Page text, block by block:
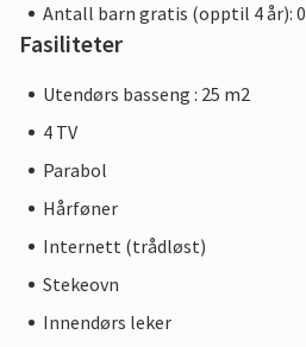
Antall barn gratis (opptil 4 år): 0
Fasiliteter
Utendørs basseng : 25 m2
4 TV
Parabol
Hårføner
Internett (trådløst)
Stekeovn
Innendørs leker